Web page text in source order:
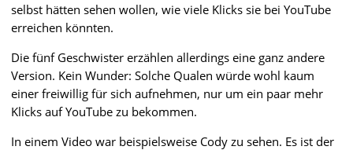
selbst hätten sehen wollen, wie viele Klicks sie bei YouTube
erreichen könnten.
Die fünf Geschwister erzählen allerdings eine ganz andere
Version. Kein Wunder: Solche Qualen würde wohl kaum
einer freiwillig für sich aufnehmen, nur um ein paar mehr
Klicks auf YouTube zu bekommen.
In einem Video war beispielsweise Cody zu sehen. Es ist der